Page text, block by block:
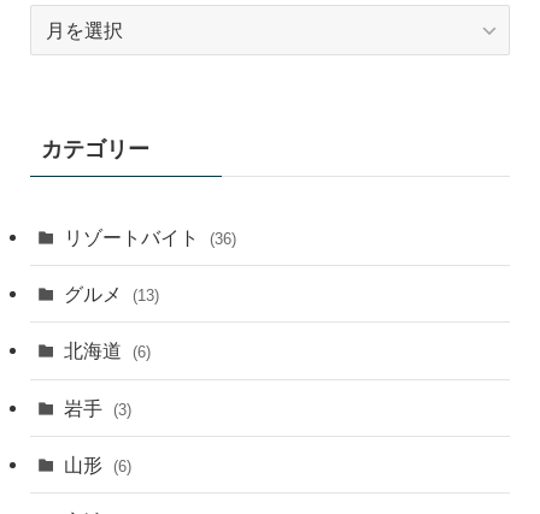
ブ
カテゴリー
リゾートバイト (36)
グルメ (13)
北海道 (6)
岩手 (3)
山形 (6)